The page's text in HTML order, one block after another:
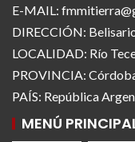
E-MAIL:
DIRECCIÓN:
LOCALIDAD: Río
PROVINCIA:
PAÍS: República
MENÚ